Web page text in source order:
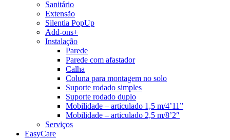
Sanitário
Extensão
Silentia PopUp
Add-ons+
Instalação
Parede
Parede com afastador
Calha
Coluna para montagem no solo
Suporte rodado simples
Suporte rodado duplo
Mobilidade – articulado 1,5 m/4’11”
Mobilidade – articulado 2,5 m/8’2″
Serviços
EasyCare